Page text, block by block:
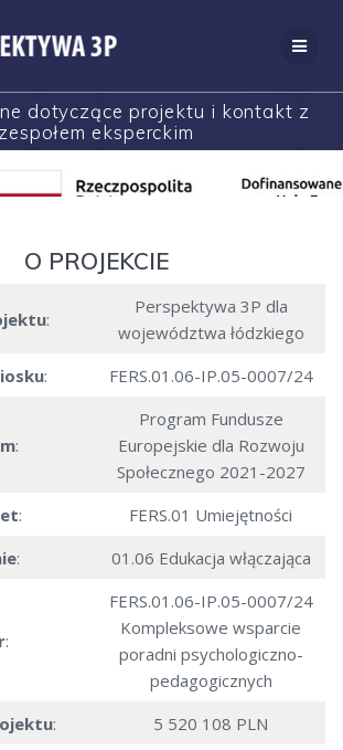
do
treści
dotyczące projektu i kontakt z
zespołem eksperckim
O PROJEKCIE
:
Perspektywa 3P dla
województwa łódzkiego
: FERS.01.06-IP.05-0007/24
:
Program Fundusze
Europejskie dla Rozwoju
Społecznego 2021-2027
:
FERS.01 Umiejętności
: 01.06 Edukacja włączająca
:
FERS.01.06-IP.05-0007/24
Kompleksowe wsparcie
poradni psychologiczno-
pedagogicznych
:
5 520 108 PLN